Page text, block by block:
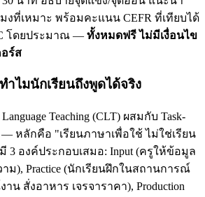
ที่เหมาะ พร้อมคะแนน CEFR ที่เทียบได้
โดยประมาณ — ทั้งหมดฟรี ไม่มีเงื่อนไข
ร์ส
ไมนักเรียนถึงพูดได้จริง
Teaching (CLT) ผสมกับ Task-
— หลักคือ "เรียนภาษาเพื่อใช้ ไม่ใช่เรียน
3 องค์ประกอบเสมอ: Input (ครูให้ข้อมูล
าม), Practice (นักเรียนฝึกในสถานการณ์
น สั่งอาหาร เจรจาราคา), Production